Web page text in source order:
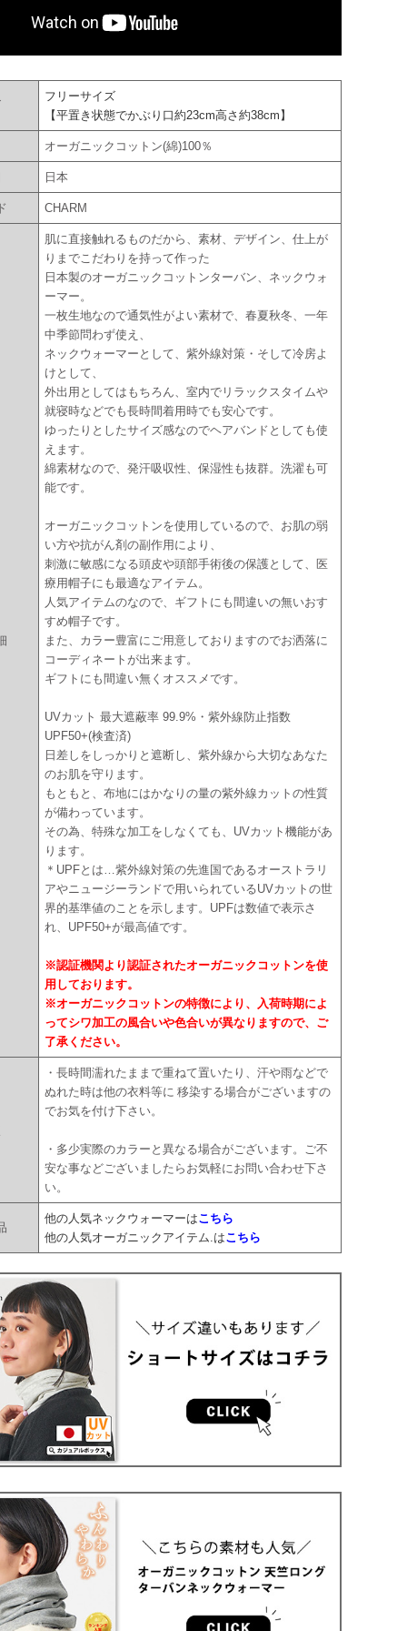
フリーサイズ
【平置き状態でかぶり口約23cm高さ約38cm】
オーガニックコットン(綿)100％
日本
CHARM
肌に直接触れるものだから、素材、デザイン、仕上が
りまでこだわりを持って作った
日本製のオーガニックコットンターバン、ネックウォ
ーマー。
一枚生地なので通気性がよい素材で、春夏秋冬、一年
中季節問わず使え、
ネックウォーマーとして、紫外線対策・そして冷房よ
けとして、
外出用としてはもちろん、室内でリラックスタイムや
就寝時などでも長時間着用時でも安心です。
ゆったりとしたサイズ感なのでヘアバンドとしても使
えます。
綿素材なので、発汗吸収性、保湿性も抜群。洗濯も可
能です。
オーガニックコットンを使用しているので、お肌の弱
い方や抗がん剤の副作用により、
刺激に敏感になる頭皮や頭部手術後の保護として、医
療用帽子にも最適なアイテム。
人気アイテムのなので、ギフトにも間違いの無いおす
すめ帽子です。
また、カラー豊富にご用意しておりますのでお洒落に
コーディネートが出来ます。
ギフトにも間違い無くオススメです。
UVカット 最大遮蔽率 99.9%・紫外線防止指数
UPF50+(検査済)
日差しをしっかりと遮断し、紫外線から大切なあなた
のお肌を守ります。
もともと、布地にはかなりの量の紫外線カットの性質
が備わっています。
その為、特殊な加工をしなくても、UVカット機能があ
ります。
＊UPFとは…紫外線対策の先進国であるオーストラリ
アやニュージーランドで用いられているUVカットの世
界的基準値のことを示します。UPFは数値で表示さ
れ、UPF50+が最高値です。
※認証機関より認証されたオーガニックコットンを使
用しております。
※オーガニックコットンの特徴により、入荷時期によ
ってシワ加工の風合いや色合いが異なりますので、ご
了承ください。
・長時間濡れたままで重ねて置いたり、汗や雨などで
ぬれた時は他の衣料等に 移染する場合がございますの
でお気を付け下さい。
・多少実際のカラーと異なる場合がございます。ご不
安な事などございましたらお気軽にお問い合わせ下さ
い。
他の人気ネックウォーマーはこちら
他の人気オーガニックアイテム.はこちら